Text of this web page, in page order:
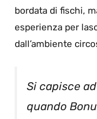
bordata di fischi,
esperienza per
dall’ambiente
Si capisce
quando